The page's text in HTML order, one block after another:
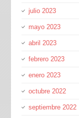
julio 2023
mayo 2023
abril 2023
febrero 2023
enero 2023
octubre 2022
septiembre 2022